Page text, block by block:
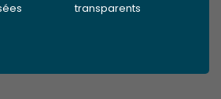
transparents